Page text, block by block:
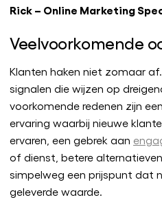
Rick – Online Marketing
Veelvoorkomende
Klanten haken niet zomaar
signalen die wijzen op
voorkomende redenen zijn
ervaring waarbij nieuwe
ervaren, een gebrek aan
of dienst, betere
simpelweg een prijspunt dat
geleverde waarde.